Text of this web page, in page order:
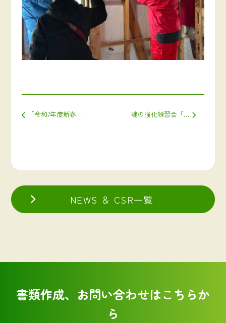
投稿ナビゲーション「令和7年度新春トップインタビュー」に掲載されました 魂の強化練習会「KAHOKU HONESTY(正直) CAMP」へスポーツドリンクの寄贈いたしました
NEWS ＆ CSR一覧
書類作成、お問い合わせはこちらか
ら